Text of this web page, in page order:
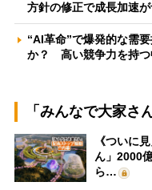
方針の修正で成長加速
“AI革命”で爆発的な需
か？ 高い競争力を持
「みんなで大家さ
《ついに
ん」2000
ら…